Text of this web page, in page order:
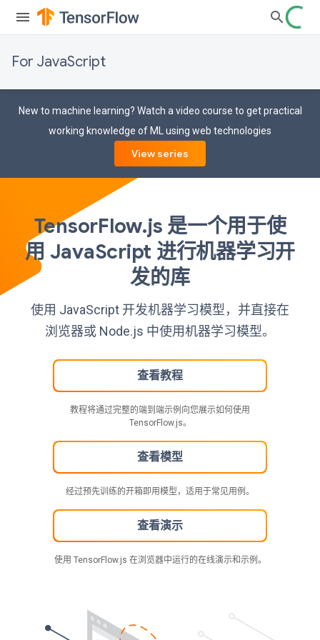
For JavaScript
New to machine learning? Watch a video course to get practical
working knowledge of ML using web technologies
View series
TensorFlow.js 是一个用于使
用 JavaScript 进行机器学习开
发的库
使用 JavaScript 开发机器学习模型，并直接在
浏览器或 Node.js 中使用机器学习模型。
查看教程
教程将通过完整的端到端示例向您展示如何使用
TensorFlow.js。
查看模型
经过预先训练的开箱即用模型，适用于常见用例。
查看演示
使用 TensorFlow.js 在浏览器中运行的在线演示和示例。